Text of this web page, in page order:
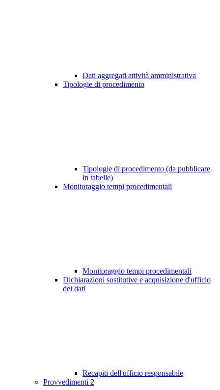
Dati aggregati attività amministrativa
Tipologie di procedimento
Tipologie di procedimento (da pubblicare
in tabelle)
Monitoraggio tempi procedimentali
Monitoraggio tempi procedimentali
Dichiarazioni sostitutive e acquisizione d'ufficio
dei dati
Recapiti dell'ufficio responsabile
Provvedimenti 2